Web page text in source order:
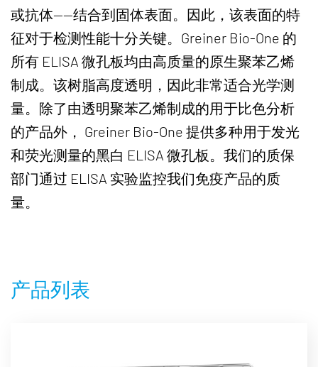
或抗体——结合到固体表面。因此，该表面的特
征对于检测性能十分关键。Greiner Bio-One 的
所有 ELISA 微孔板均由高质量的原生聚苯乙烯
制成。该树脂高度透明，因此非常适合光学测
量。除了由透明聚苯乙烯制成的用于比色分析
的产品外， Greiner Bio-One 提供多种用于发光
和荧光测量的黑白 ELISA 微孔板。我们的质保
部门通过 ELISA 实验监控我们免疫产品的质
量。
产品列表